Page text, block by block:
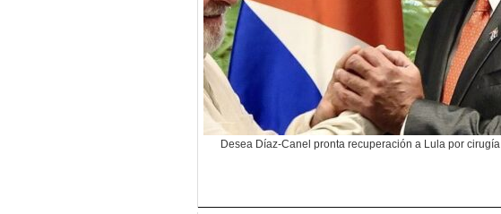
Desea Díaz-Canel pronta recuperación a Lula por cirugía